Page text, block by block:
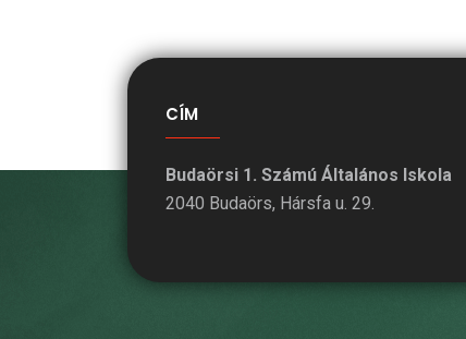
CÍM
Budaörsi 1. Számú Általános Iskola
2040 Budaörs, Hársfa u. 29.